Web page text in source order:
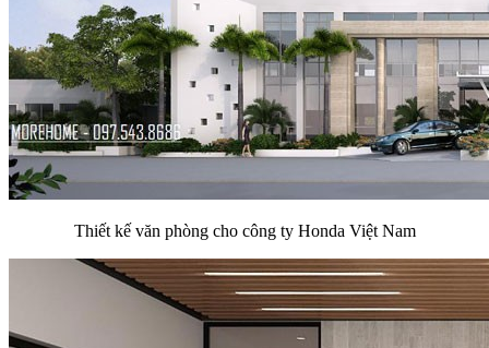
Thiết kế văn phòng cho công ty Honda Việt Nam